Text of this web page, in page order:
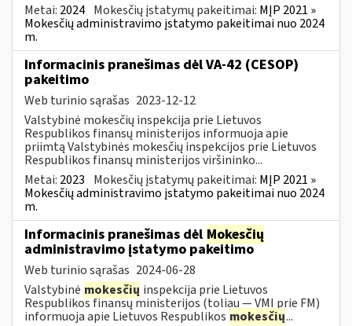
Metai: 2024 Mokesčių įstatymų pakeitimai: MĮP 2021 »
Mokesčių administravimo įstatymo pakeitimai nuo 2024
m.
Informacinis pranešimas dėl VA-42 (CESOP)
pakeitimo
Web turinio sąrašas 2023-12-12
Valstybinė mokesčių inspekcija prie Lietuvos
Respublikos finansų ministerijos informuoja apie
priimtą Valstybinės mokesčių inspekcijos prie Lietuvos
Respublikos finansų ministerijos viršininko...
Metai: 2023 Mokesčių įstatymų pakeitimai: MĮP 2021 »
Mokesčių administravimo įstatymo pakeitimai nuo 2024
m.
Informacinis pranešimas dėl Mokesčių
administravimo įstatymo pakeitimo
Web turinio sąrašas 2024-06-28
Valstybinė mokesčių inspekcija prie Lietuvos
Respublikos finansų ministerijos (toliau — VMI prie FM)
informuoja apie Lietuvos Respublikos mokesčių...